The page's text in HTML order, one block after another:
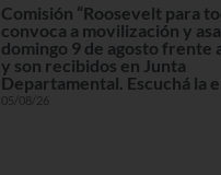
Comisión “Roosevelt para
convoca a movilización y
domingo 9 de agosto frente
y son recibidos en Junta
Departamental. Escuchá la
05/08/26